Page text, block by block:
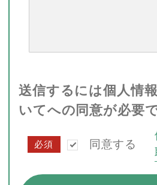
送信するには個人情
いてへの同意が必要で
必須 同意する